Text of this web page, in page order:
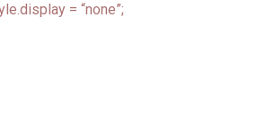
= “none”;